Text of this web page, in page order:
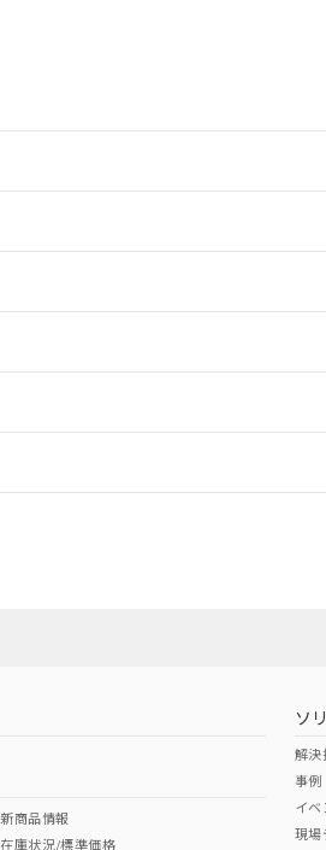
ダウンロードは
新商品情報
在庫状況/標準価格
ソ
解決
事例
イベ
現場